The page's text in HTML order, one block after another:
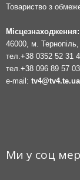
Товариство з
Місцезнаходження:
46000, м.
тел.+38 0352 52 31
тел.+38 096 89 57
e-mail: tv4@tv4.te.ua
Ми у соц